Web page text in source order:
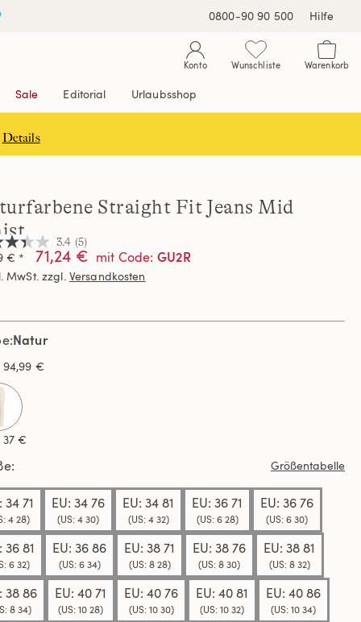
0800-90 90 500 Hilfe
Konto Wunschliste Warenkorb
Sale Editorial Urlaubsshop
Details
Straight Fit Jeans Mid
3.4 (5)
€ * 71,24 € mit Code: GU2R
MwSt. zzgl. Versandkosten
Natur
94,99 €
selected
37 €
Größentabelle
34 71
(US: 4 28)
EU: 34 76
(US: 4 30)
EU: 34 81
(US: 4 32)
EU: 36 71
(US: 6 28)
EU: 36 76
(US: 6 30)
36 81
(US: 6 32)
EU: 36 86
(US: 6 34)
EU: 38 71
(US: 8 28)
EU: 38 76
(US: 8 30)
EU: 38 81
(US: 8 32)
38 86
(US: 8 34)
EU: 40 71
(US: 10 28)
EU: 40 76
(US: 10 30)
EU: 40 81
(US: 10 32)
EU: 40 86
(US: 10 34)